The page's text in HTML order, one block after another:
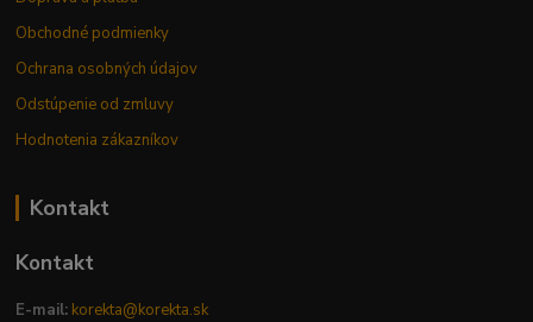
Obchodné podmienky
Ochrana osobných údajov
Odstúpenie od zmluvy
Hodnotenia zákazníkov
Kontakt
Kontakt
E-mail: korekta@korekta.sk